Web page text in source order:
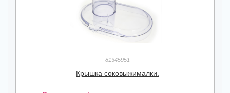
81345951
Крышка соковыжималки.